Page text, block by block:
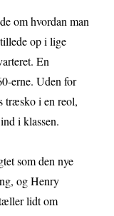
om hvordan man
op i lige
En
erne. Uden for
træsko i en reol,
i klassen.
som den nye
og Henry
lidt om